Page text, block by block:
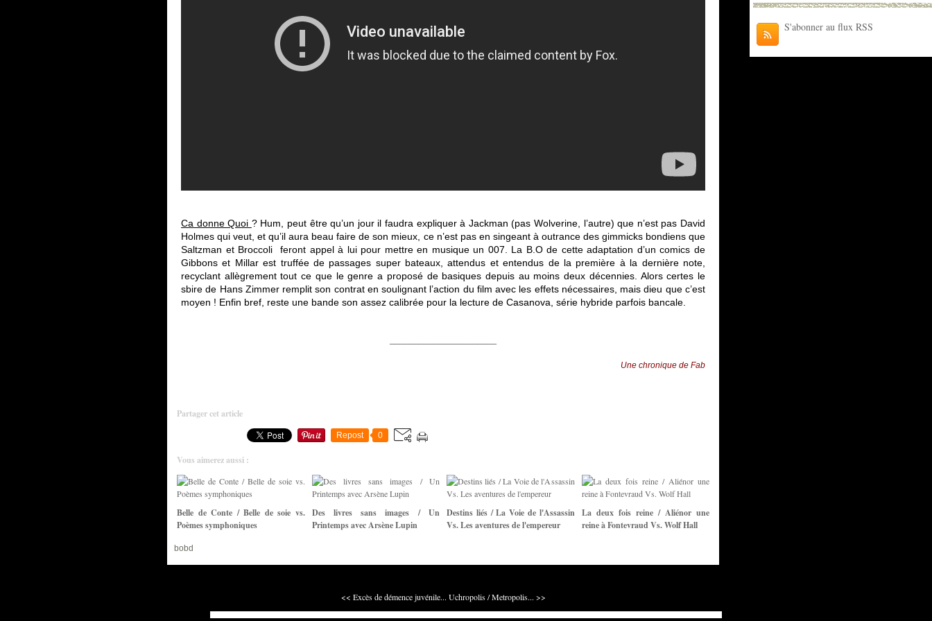
Ca donne Quoi ? Hum, peut être qu’un jour il faudra expliquer à Jackman (pas Wolverine, l’autre) que n’est pas David
Holmes qui veut, et qu’il aura beau faire de son mieux, ce n’est pas en singeant à outrance des gimmicks bondiens que
Saltzman et Broccoli feront appel à lui pour mettre en musique un 007. La B.O de cette adaptation d’un comics de
Gibbons et Millar est truffée de passages super bateaux, attendus et entendus de la première à la dernière note,
recyclant allègrement tout ce que le genre a proposé de basiques depuis au moins deux décennies. Alors certes le
sbire de Hans Zimmer remplit son contrat en soulignant l’action du film avec les effets nécessaires, mais dieu que c’est
moyen ! Enfin bref, reste une bande son assez calibrée pour la lecture de Casanova, série hybride parfois bancale.
Une chronique de Fab
Partager cet article
Repost 0
Vous aimerez aussi :
Belle de Conte / Belle de soie vs.
Poèmes symphoniques
Des livres sans images / Un
Printemps avec Arsène Lupin
Destins liés / La Voie de l'Assassin
Vs. Les aventures de l'empereur
La deux fois reine / Aliénor une
reine à Fontevraud Vs. Wolf Hall
bobd
<< Excès de démence juvénile... Uchropolis / Metropolis... >>
S'abonner au flux RSS